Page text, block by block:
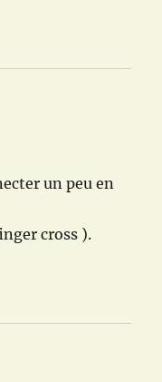
un peu en
cross ).